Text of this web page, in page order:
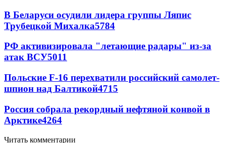
В Беларуси осудили лидера группы Ляпис
Трубецкой Михалка5784
РФ активизировала "летающие радары" из-за
атак ВСУ5011
Польские F-16 перехватили российский самолет-
шпион над Балтикой4715
Россия собрала рекордный нефтяной конвой в
Арктике4264
Читать комментарии